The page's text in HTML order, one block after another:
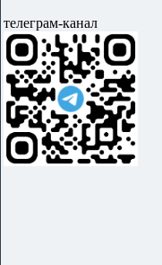
телеграм-канал